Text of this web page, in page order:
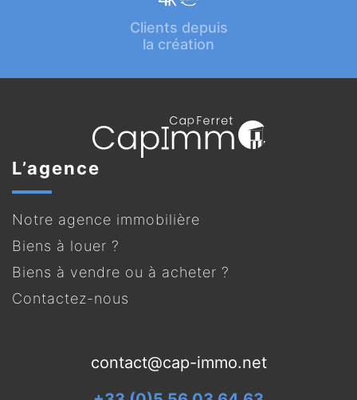
Clients depuis
la création
L’agence
Notre agence immobilière
Biens à louer ?
Biens à vendre ou à acheter ?
Contactez-nous
contact@cap-immo.net